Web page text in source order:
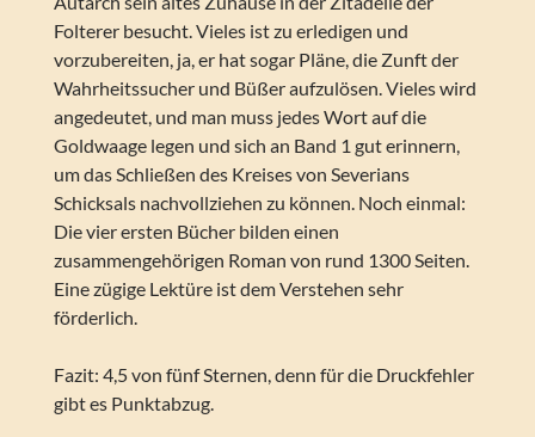
Folterer besucht. Vieles ist zu erledigen und
vorzubereiten, ja, er hat sogar Pläne, die Zunft der
Wahrheitssucher und Büßer aufzulösen. Vieles wird
angedeutet, und man muss jedes Wort auf die
Goldwaage legen und sich an Band 1 gut erinnern,
um das Schließen des Kreises von Severians
Schicksals nachvollziehen zu können. Noch einmal:
Die vier ersten Bücher bilden einen
zusammengehörigen Roman von rund 1300 Seiten.
Eine zügige Lektüre ist dem Verstehen sehr
förderlich.
Fazit: 4,5 von fünf Sternen, denn für die Druckfehler
gibt es Punktabzug.